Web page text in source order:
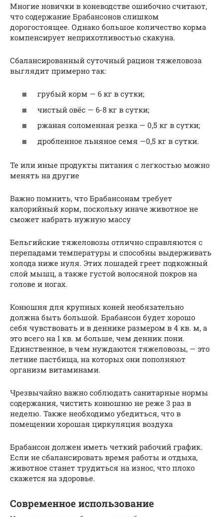
Многие новички в коневодстве ошибочно считают,
что содержание Брабансонов слишком
дорогостоящее. Однако большое количество корма
компенсирует неприхотливостью скакуна.
Сбалансированный суточный рацион тяжеловоза
выглядит примерно так:
грубый корм — 6 кг в сутки;
чистый овёс — 6-8 кг в сутки;
ржаная соломенная резка — 0,5 кг в сутки;
дробленное льняное семя —0,5 кг в сутки.
Те или иные продукты питания с легкостью можно
менять на другие
Важно помнить, что Брабансонам требует
калорийный корм, поскольку иначе животное не
сможет набрать нужную массу
Бельгийские тяжеловозы отлично справляются с
перепадами температуры и способны выдерживать
холода ниже нуля. Этих лошадей греет подкожный
слой мышц, а также густой волосяной покров на
голове и ногах.
Конюшня для крупных коней необязательно
должна быть большой. Брабансон будет хорошо
себя чувствовать и в деннике размером в 4 кв. м, а
это всего на 1 кв. м больше, чем денник пони.
Единственное, в чем нуждаются тяжеловозы, — это
летние пастбища, на которых они пополняют
организм витаминами.
Чрезвычайно важно соблюдать санитарные нормы
содержания, чистить конюшню не реже 3 раз в
неделю. Также необходимо убедиться, что в
помещении хорошая циркуляция воздуха
Брабансон должен иметь четкий рабочий график.
Если не сбалансировать время работы и отдыха,
животное станет трудиться на износ, что плохо
скажется на здоровье.
Современное использование